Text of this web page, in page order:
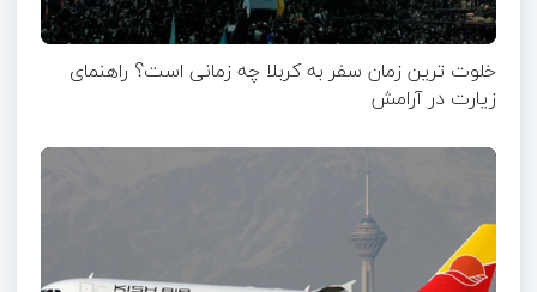
خلوت ترین زمان سفر به کربلا چه زمانی است؟ راهنمای
زیارت در آرامش